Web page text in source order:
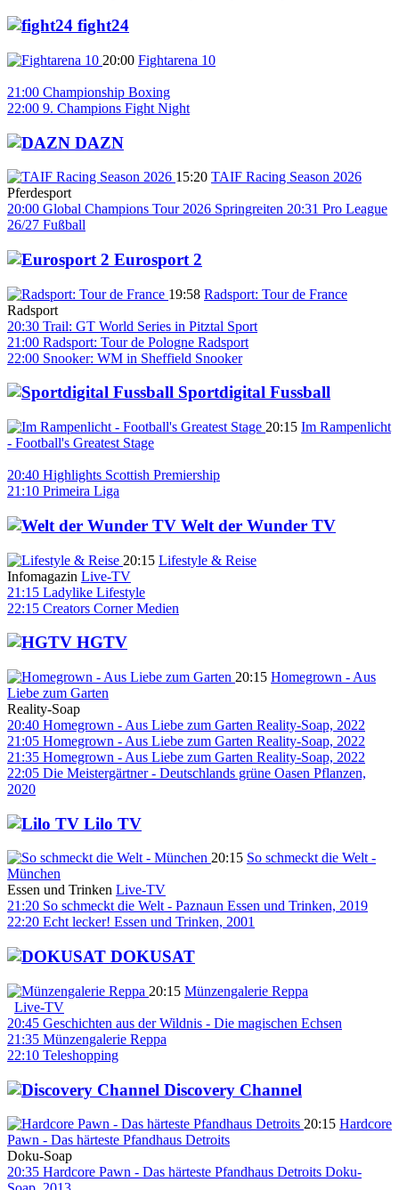
fight24
20:00 Fightarena 10
21:00 Championship Boxing
22:00 9. Champions Fight Night
DAZN
15:20 TAIF Racing Season 2026
Pferdesport
20:00 Global Champions Tour 2026 Springreiten 20:31 Pro League
26/27 Fußball
Eurosport 2
19:58 Radsport: Tour de France
Radsport
20:30 Trail: GT World Series in Pitztal Sport
21:00 Radsport: Tour de Pologne Radsport
22:00 Snooker: WM in Sheffield Snooker
Sportdigital Fussball
20:15 Im Rampenlicht
- Football's Greatest Stage
20:40 Highlights Scottish Premiership
21:10 Primeira Liga
Welt der Wunder TV
20:15 Lifestyle & Reise
Infomagazin Live-TV
21:15 Ladylike Lifestyle
22:15 Creators Corner Medien
HGTV
20:15 Homegrown - Aus
Liebe zum Garten
Reality-Soap
20:40 Homegrown - Aus Liebe zum Garten Reality-Soap, 2022
21:05 Homegrown - Aus Liebe zum Garten Reality-Soap, 2022
21:35 Homegrown - Aus Liebe zum Garten Reality-Soap, 2022
22:05 Die Meistergärtner - Deutschlands grüne Oasen Pflanzen,
2020
Lilo TV
20:15 So schmeckt die Welt -
München
Essen und Trinken Live-TV
21:20 So schmeckt die Welt - Paznaun Essen und Trinken, 2019
22:20 Echt lecker! Essen und Trinken, 2001
DOKUSAT
20:15 Münzengalerie Reppa
Live-TV
20:45 Geschichten aus der Wildnis - Die magischen Echsen
21:35 Münzengalerie Reppa
22:10 Teleshopping
Discovery Channel
20:15 Hardcore
Pawn - Das härteste Pfandhaus Detroits
Doku-Soap
20:35 Hardcore Pawn - Das härteste Pfandhaus Detroits Doku-